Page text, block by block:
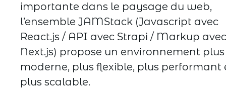
importante dans le paysage du web,
l’ensemble JAMStack (Javascript avec
React.js / API avec Strapi / Markup avec
Next.js) propose un environnement plus
moderne, plus flexible, plus performant
plus scalable.